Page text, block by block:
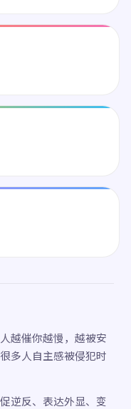
越催你越慢，越被安
多人自主感被侵犯时
逆反、表达外显、变